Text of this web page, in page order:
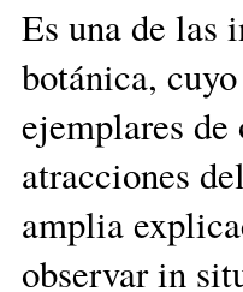
Es una de las
botánica,
ejemplares de
atracciones
amplia
observar in